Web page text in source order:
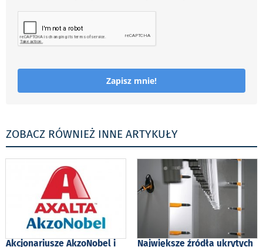
Zapisz mnie!
ZOBACZ RÓWNIEŻ INNE ARTYKUŁY
Akcjonariusze AkzoNobel i Największe źródła ukrytych